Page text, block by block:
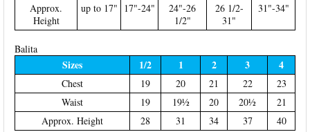
Approx.
Height
up to 17" 17"-24"
24"-26
1/2"
26 1/2-
31"
31"-34"
Balita
Sizes 1/2 1 2 3 4
Chest 19 20 21 22
23
Waist
19 19½ 20 20½
21
Approx. Height
28 31 34 37 40